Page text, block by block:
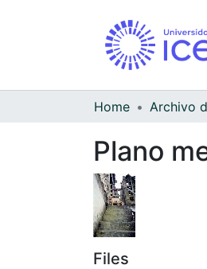
Home
Plano
Files